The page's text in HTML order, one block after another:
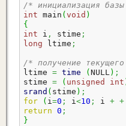
/* инициализация
int main ( void )
{
int i , stime ;
long ltime ;
/* получение
ltime = time ( NULL) ;
stime = ( unsigned int
srand ( stime ) ;
for
( i=0 ; i<10 ; i + +
return 0 ;
}